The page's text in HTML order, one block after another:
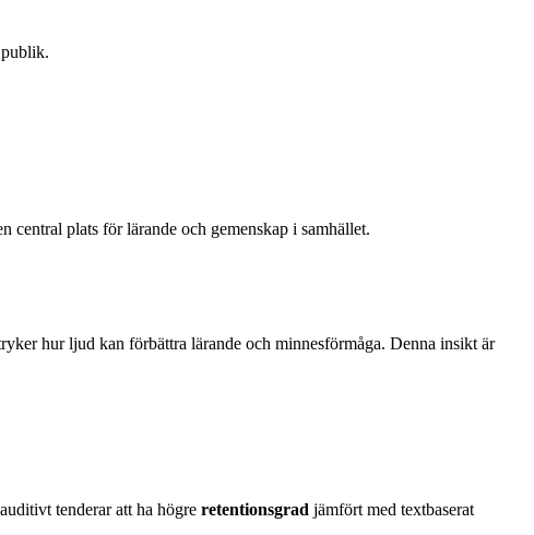
plats för lärande och gemenskap i samhället.
hur ljud kan förbättra lärande och minnesförmåga. Denna insikt är
tenderar att ha högre retentionsgrad jämfört med textbaserat